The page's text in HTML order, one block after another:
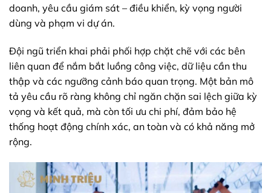
doanh, yêu cầu giám sát – điều khiển, kỳ vọng người
dùng và phạm vi dự án.
Đội ngũ triển khai phải phối hợp chặt chẽ với các bên
liên quan để nắm bắt luồng công việc, dữ liệu cần thu
thập và các ngưỡng cảnh báo quan trọng. Một bản mô
tả yêu cầu rõ ràng không chỉ ngăn chặn sai lệch giữa kỳ
vọng và kết quả, mà còn tối ưu chi phí, đảm bảo hệ
thống hoạt động chính xác, an toàn và có khả năng mở
rộng.